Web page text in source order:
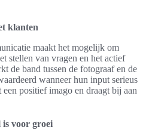
klanten
maakt het mogelijk om
stellen van vragen en het actief
de band tussen de fotograaf en de
wanneer hun input serieus
positief imago en draagt bij aan
is voor groei